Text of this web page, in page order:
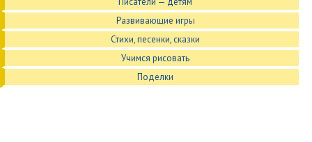
Развивающие игры
Стихи, песенки, сказки
Учимся рисовать
Поделки